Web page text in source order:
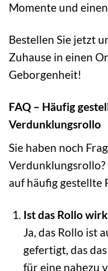
Momente und
Bestellen Sie jetzt
Zuhause in einen
Geborgenheit!
FAQ – Häufig
Verdunklungsrollo
Sie haben noch
auf häufig gestellte
Ist das Rollo
Ja, das Rollo ist
gefertigt, das
für eine nahezu